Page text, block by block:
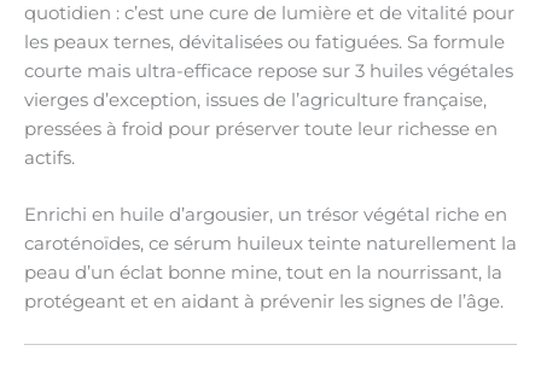
quotidien : c’est une cure de lumière et de vitalité pour
les peaux ternes, dévitalisées ou fatiguées. Sa formule
courte mais ultra-efficace repose sur 3 huiles végétales
vierges d’exception, issues de l’agriculture française,
pressées à froid pour préserver toute leur richesse en
actifs.
Enrichi en huile d’argousier, un trésor végétal riche en
caroténoïdes, ce sérum huileux teinte naturellement la
peau d’un éclat bonne mine, tout en la nourrissant, la
protégeant et en aidant à prévenir les signes de l’âge.